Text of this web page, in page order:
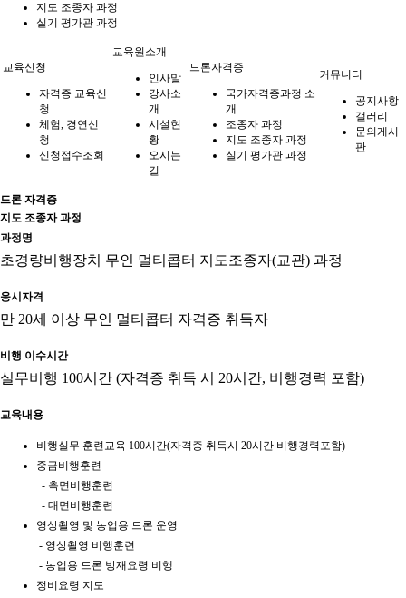
지도 조종자 과정
실기 평가관 과정
교육신청
자격증 교육신
청
체험, 경연신
청
신청접수조회
교육원소개
인사말
강사소
개
시설현
황
오시는
길
드론자격증
국가자격증과정 소
개
조종자 과정
지도 조종자 과정
실기 평가관 과정
커뮤니티
공지사항
갤러리
문의게시
판
드론 자격증
지도 조종자 과정
과정명
초경량비행장치 무인 멀티콥터 지도조종자(교관) 과정
응시자격
만 20세 이상 무인 멀티콥터 자격증 취득자
비행 이수시간
실무비행 100시간 (자격증 취득 시 20시간, 비행경력 포함)
교육내용
비행실무 훈련교육 100시간(자격증 취득시 20시간 비행경력포함)
중금비행훈련
- 측면비행훈련
- 대면비행훈련
영상촬영 및 농업용 드론 운영
- 영상촬영 비행훈련
- 농업용 드론 방재요령 비행
정비요령 지도